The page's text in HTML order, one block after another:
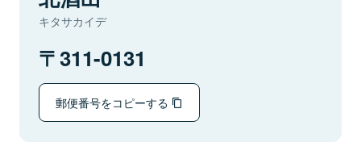
キタサカイデ
311-0131
郵便番号をコピーする